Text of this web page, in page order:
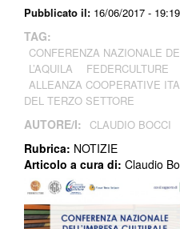
Pubblicato il: 16/06/2017 - 19:19
TAG:
CONFERENZA NAZIONALE
L’AQUILA
FEDERCULTURE
ALLEANZA COOPERATIVE
DEL TERZO SETTORE
AUTORE/I: CLAUDIO BOCCI
Rubrica: NOTIZIE
Articolo a cura di: Claudio